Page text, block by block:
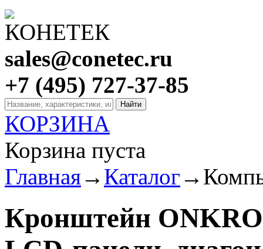
sales@conetec.ru
+7 (495) 727-37-85
КОРЗИНА
Корзина пуста
Главная→ Каталог →
Кронштейн